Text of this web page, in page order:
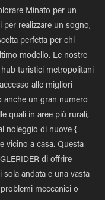
Minato per un
realizzare un sogno,
perfetta per chi
modello. Le nostre
turistici metropolitani
alle migliori
anche un gran numero
quali in aree più rurali,
noleggio di nuove {
vicino a casa. Questa
di offrire
andata e una vasta
meccanici o